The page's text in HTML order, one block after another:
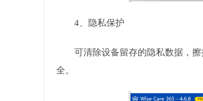
4、隐私保护
可清除设备留存的隐私数据，
全。